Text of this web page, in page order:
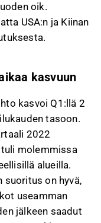
oik.
USA:n ja Kiinan
kasvuun
kasvoi Q1:llä 2
tasoon.
2022
tuli molemmissa
alueilla.
suoritus on hyvä,
useamman
jälkeen saadut